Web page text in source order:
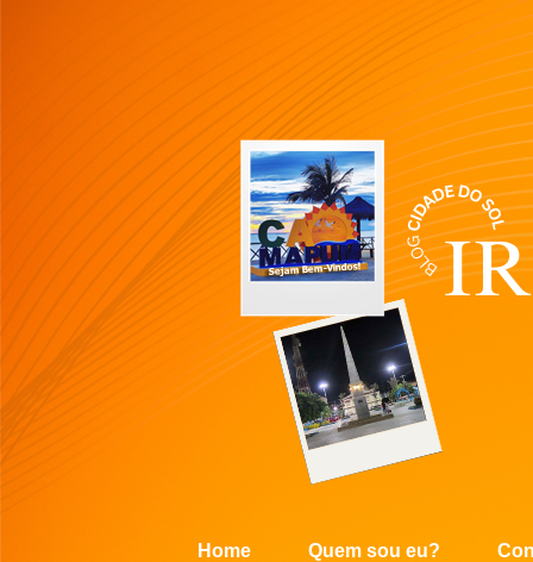
Home Quem sou eu?